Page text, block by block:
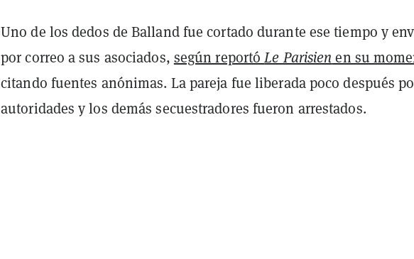
Uno de los dedos de Balland fue cortado durante ese tiempo y
por correo a sus asociados, según reportóLe Parisien en su
citando fuentes anónimas. La pareja fue liberada poco después
autoridades y los demás secuestradores fueron arrestados.